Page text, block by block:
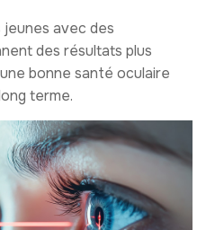
jeunes avec des
des résultats plus
bonne santé oculaire
terme.